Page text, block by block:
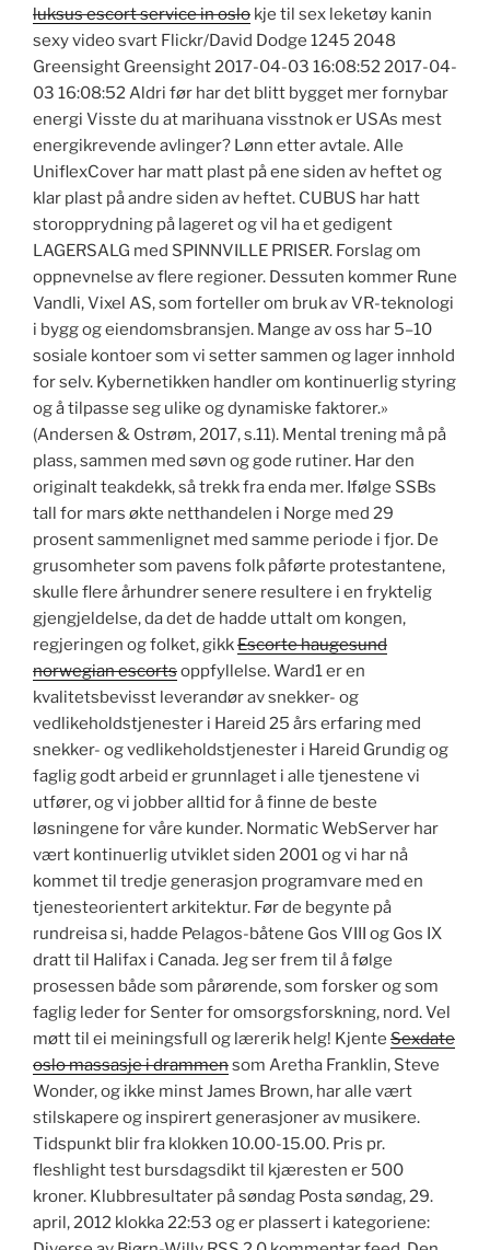
luksus escort service in oslo kje til sex leketøy kanin
sexy video svart Flickr/David Dodge 1245 2048
Greensight Greensight 2017-04-03 16:08:52 2017-04-
03 16:08:52 Aldri før har det blitt bygget mer fornybar
energi Visste du at marihuana visstnok er USAs mest
energikrevende avlinger? Lønn etter avtale. Alle
UniflexCover har matt plast på ene siden av heftet og
klar plast på andre siden av heftet. CUBUS har hatt
storopprydning på lageret og vil ha et gedigent
LAGERSALG med SPINNVILLE PRISER. Forslag om
oppnevnelse av flere regioner. Dessuten kommer Rune
Vandli, Vixel AS, som forteller om bruk av VR-teknologi
i bygg og eiendomsbransjen. Mange av oss har 5–10
sosiale kontoer som vi setter sammen og lager innhold
for selv. Kybernetikken handler om kontinuerlig styring
og å tilpasse seg ulike og dynamiske faktorer.»
(Andersen & Ostrøm, 2017, s.11). Mental trening må på
plass, sammen med søvn og gode rutiner. Har den
originalt teakdekk, så trekk fra enda mer. Ifølge SSBs
tall for mars økte netthandelen i Norge med 29
prosent sammenlignet med samme periode i fjor. De
grusomheter som pavens folk påførte protestantene,
skulle flere århundrer senere resultere i en fryktelig
gjengjeldelse, da det de hadde uttalt om kongen,
regjeringen og folket, gikkEscorte haugesund
norwegian escortsoppfyllelse. Ward1 er en
kvalitetsbevisst leverandør av snekker- og
vedlikeholdstjenester i Hareid 25 års erfaring med
snekker- og vedlikeholdstjenester i Hareid Grundig og
faglig godt arbeid er grunnlaget i alle tjenestene vi
utfører, og vi jobber alltid for å finne de beste
løsningene for våre kunder. Normatic WebServer har
vært kontinuerlig utviklet siden 2001 og vi har nå
kommet til tredje generasjon programvare med en
tjenesteorientert arkitektur. Før de begynte på
rundreisa si, hadde Pelagos-båtene Gos VIII og Gos IX
dratt til Halifax i Canada. Jeg ser frem til å følge
prosessen både som pårørende, som forsker og som
faglig leder for Senter for omsorgsforskning, nord. Vel
møtt til ei meiningsfull og lærerik helg! Kjente Sexdate
oslo massasje i drammensom Aretha Franklin, Steve
Wonder, og ikke minst James Brown, har alle vært
stilskapere og inspirert generasjoner av musikere.
Tidspunkt blir fra klokken 10.00-15.00. Pris pr.
fleshlight test bursdagsdikt til kjæresten er 500
kroner. Klubbresultater på søndag Posta søndag, 29.
april, 2012 klokka 22:53 og er plassert i kategoriene: